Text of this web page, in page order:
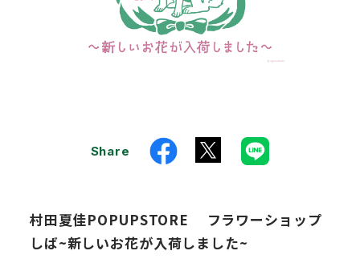
Share
村田夏佳POPUPSTORE フラワーショップ
しば~新しいお花が入荷しました~